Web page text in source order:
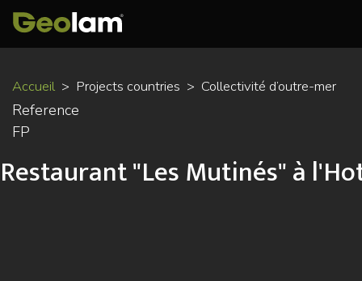
au
Accueil Projects countries Collectivité d’outre-mer
Reference
FP
Restaurant "Les Mutinés" à